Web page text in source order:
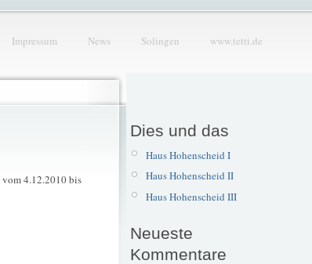
Impressum News Solingen www.tetti.de
vom 4.12.2010 bis
Dies und das
Haus Hohenscheid I
Haus Hohenscheid II
Haus Hohenscheid III
Neueste
Kommentare